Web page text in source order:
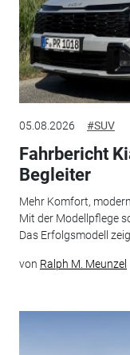
05.08.2026 #SUV
Fahrbericht
Begleiter
Mehr Komfort,
Mit der Modellpflege
Das Erfolgsmodell
von Ralph M. Meunzel